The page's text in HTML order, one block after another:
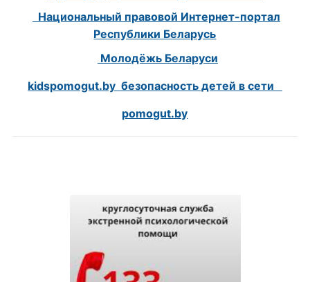
Национальный правовой Интернет-портал
Республики Беларусь
Молодёжь Беларуси
kidspomogut.by безопасность детей в сети
pomogut.by